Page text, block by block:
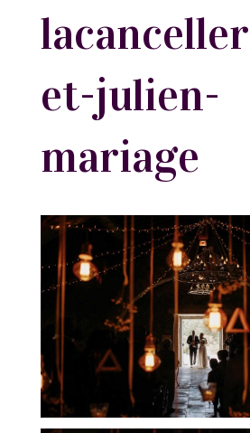
et-julien-
mariage